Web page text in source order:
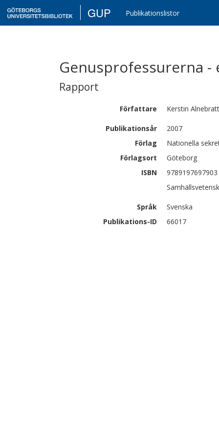
GUP Publikationslistor
Genusprofessurerna
Rapport
Författare Kerstin Alnebratt
Publikationsår
2007
Förlag
Nationella
Förlagsort
Göteborg
ISBN
9789197697903
Språk
Svenska
Publikations-ID
66017